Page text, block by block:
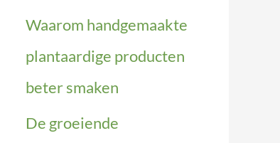
Waarom handgemaakte
plantaardige producten
beter smaken
De groeiende